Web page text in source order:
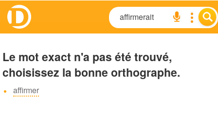
Le mot exact n'a pas été trouvé,
choisissez la bonne orthographe.
affirmer